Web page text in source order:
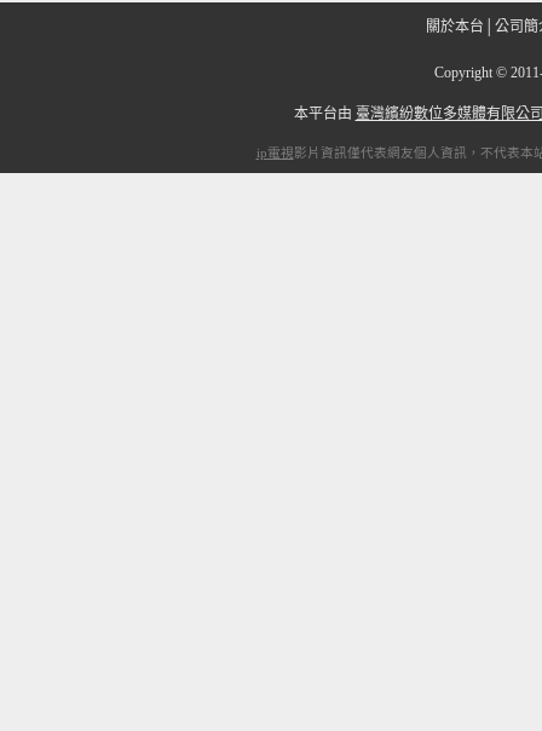
關於本台 公司簡
Copyright ©
本平台由 臺灣繽紛數位多媒體有限公
ip電視影片資訊僅代表網友個人資訊，不代表本